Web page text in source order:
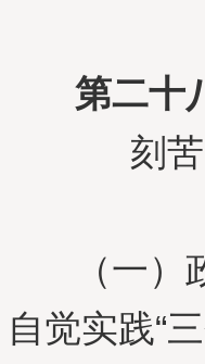
第二十
刻
（一）政
自觉实践“